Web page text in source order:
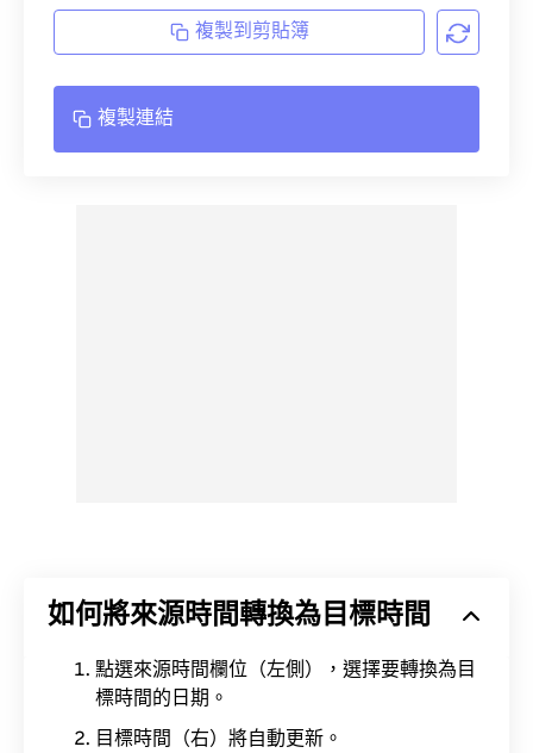
複製到剪貼簿
複製連結
如何將來源時間轉換為目標時間
點選來源時間欄位（左側），選擇要轉換為目
標時間的日期。
目標時間（右）將自動更新。